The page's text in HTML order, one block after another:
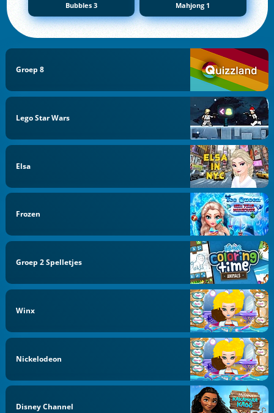
Bubbles 3 Mahjong 1
Groep 8
Lego Star Wars
Elsa
Frozen
Groep 2 Spelletjes
Winx
Nickelodeon
Disney Channel